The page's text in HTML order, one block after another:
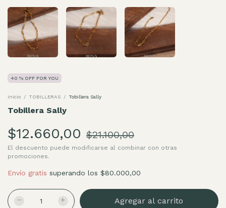
40 % OFF FOR YOU
Inicio / TOBILLERAS / Tobillera Sally
Tobillera Sally
$12.660,00 $21.100,00
El descuento puede modificarse al combinar con otras
promociones.
Envío gratis superando los $80.000,00